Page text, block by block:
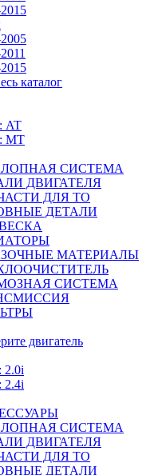
каталог
AT
MT
СИСТЕМА
ДВИГАТЕЛЯ
ДЛЯ ТО
ДЕТАЛИ
МАТЕРИАЛЫ
СИСТЕМА
двигатель
2.0i
2.4i
СИСТЕМА
ДВИГАТЕЛЯ
ДЛЯ ТО
ДЕТАЛИ